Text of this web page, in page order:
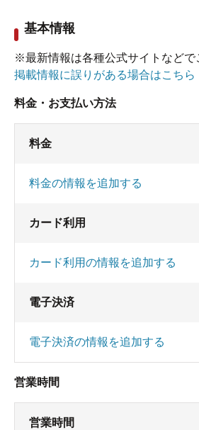
基本情報
※最新情報は各種公式サイトなどで
掲載情報に誤りがある場合はこちら
料金・お支払い方法
料金
料金の情報を追加する
カード利用
カード利用の情報を追加する
電子決済
電子決済の情報を追加する
営業時間
営業時間